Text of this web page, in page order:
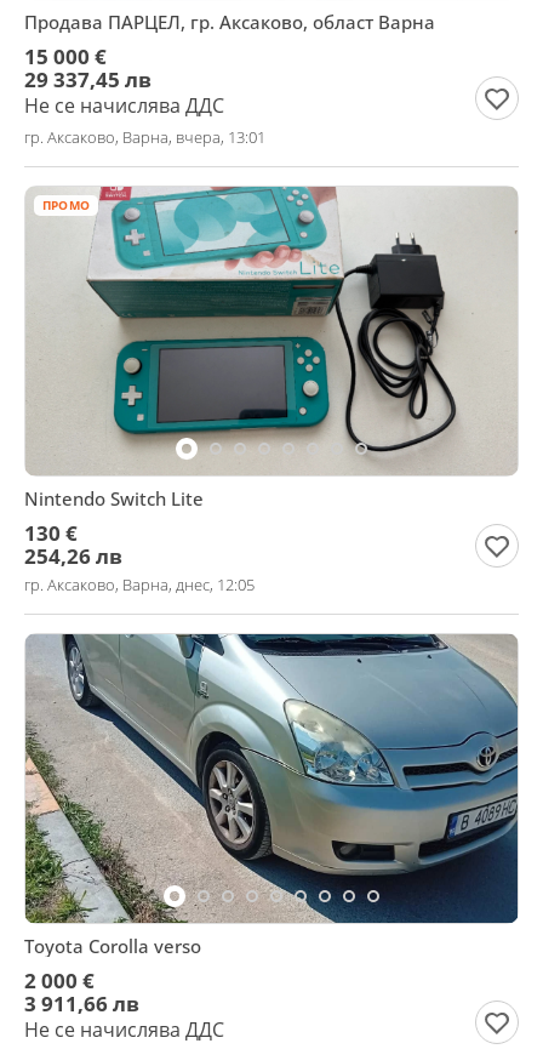
Продава ПАРЦЕЛ, гр. Аксаково, област Варна
15 000 €
29 337,45 лв
Не се начислява ДДС
гр. Аксаково, Варна, вчера, 13:01
ПРОМО
Nintendo Switch Lite
130 €
254,26 лв
гр. Аксаково, Варна, днес, 12:05
Toyota Corolla verso
2 000 €
3 911,66 лв
Не се начислява ДДС